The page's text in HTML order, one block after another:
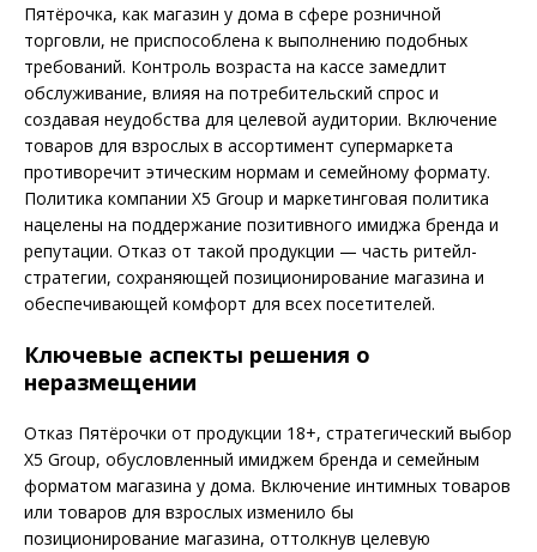
Пятёрочка, как магазин у дома в сфере розничной
торговли, не приспособлена к выполнению подобных
требований. Контроль возраста на кассе замедлит
обслуживание, влияя на потребительский спрос и
создавая неудобства для целевой аудитории. Включение
товаров для взрослых в ассортимент супермаркета
противоречит этическим нормам и семейному формату.
Политика компании X5 Group и маркетинговая политика
нацелены на поддержание позитивного имиджа бренда и
репутации. Отказ от такой продукции — часть ритейл-
стратегии, сохраняющей позиционирование магазина и
обеспечивающей комфорт для всех посетителей.
Ключевые аспекты решения о
неразмещении
Отказ Пятёрочки от продукции 18+, стратегический выбор
X5 Group, обусловленный имиджем бренда и семейным
форматом магазина у дома. Включение интимных товаров
или товаров для взрослых изменило бы
позиционирование магазина, оттолкнув целевую